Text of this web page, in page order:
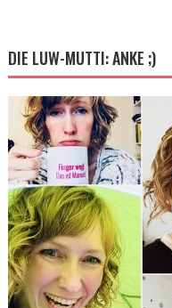
DIE LUW-MUTTI: ANKE ;)